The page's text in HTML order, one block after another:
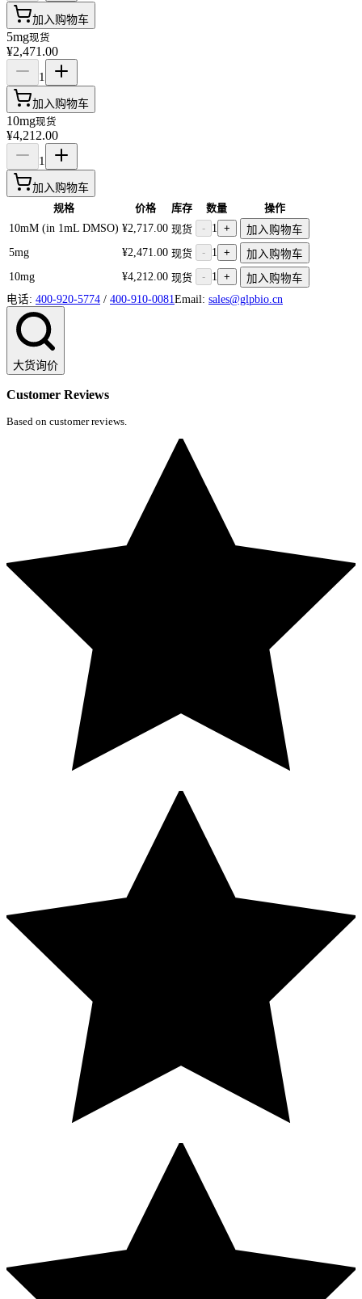
加入购物车
5mg现货
¥2,471.00
1
加入购物车
10mg现货
¥4,212.00
1
加入购物车
规格 价格 库存 数量
操作
10mM (in 1mL DMSO) ¥2,717.00 现货 - 1 +
加入购物车
5mg
¥2,471.00 现货 - 1 +
加入购物车
10mg
¥4,212.00 现货 - 1 +
加入购物车
电话: 400-920-5774 / 400-910-0081 Email: sales@glpbio.cn
大货询价
Customer Reviews
Based on customer reviews.